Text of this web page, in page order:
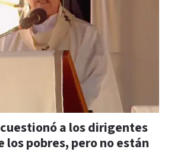
a los dirigentes
los pobres, pero no están